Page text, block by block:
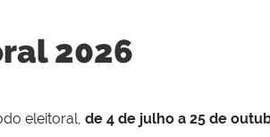
2026
eleitoral, de 4 de julho a 25 de